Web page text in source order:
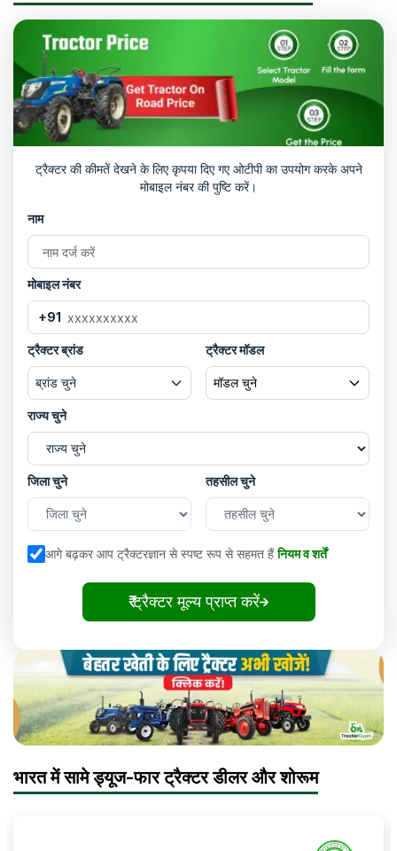
ट्रैक्टर की कीमतें देखने के लिए कृपया दिए गए ओटीपी का उपयोग करके अपने
मोबाइल नंबर की पुष्टि करें।
नाम
मोबाइल नंबर
+91
ट्रैक्टर ब्रांड
ब्रांड चुने
ट्रैक्टर मॉडल
मॉडल चुने
राज्य चुने
जिला चुने तहसील चुने
आगे बढ़कर आप ट्रैक्टरज्ञान से स्पष्ट रूप से सहमत हैं नियम व शर्तें
₹ ट्रैक्टर मूल्य प्राप्त करें
भारत में सामे ड्यूज-फार ट्रैक्टर डीलर और शोरूम